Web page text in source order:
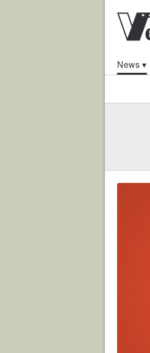
News